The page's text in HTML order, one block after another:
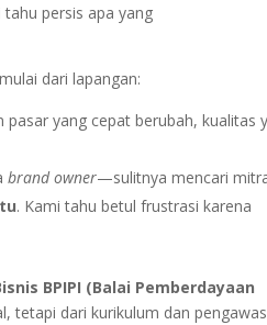
persis apa yang
dari lapangan:
yang cepat berubah, kualitas
brand owner—sulitnya mencari
. Kami tahu betul frustrasi karena
BPIPI (Balai Pemberdayaan
tetapi dari kurikulum dan